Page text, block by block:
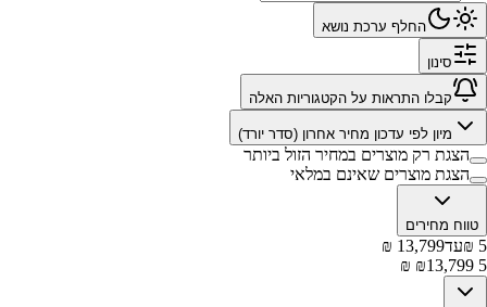
החלף ערכת נושא
סינון
קבלו התראות על הקטגוריות האלה
מיון לפי עדכון מחיר אחרון (סדר יורד)
הצגת רק מוצרים במחיר הזול ביותר
הצגת מוצרים שאינם במלאי
טווח מחירים
5
₪עד13,799
₪
5
13,799
₪